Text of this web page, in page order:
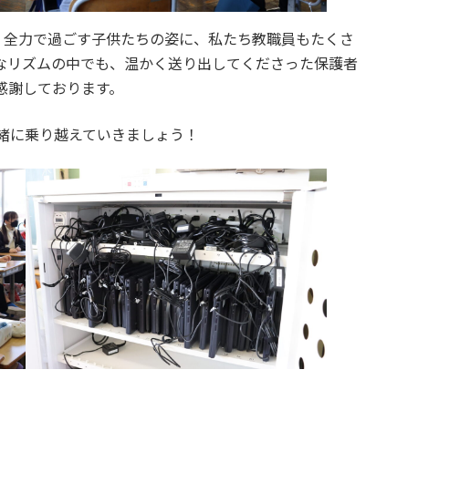
力で過ごす子供たちの姿に、私たち教職員もたくさ
ズムの中でも、温かく送り出してくださった保護者
しております。
乗り越えていきましょう！